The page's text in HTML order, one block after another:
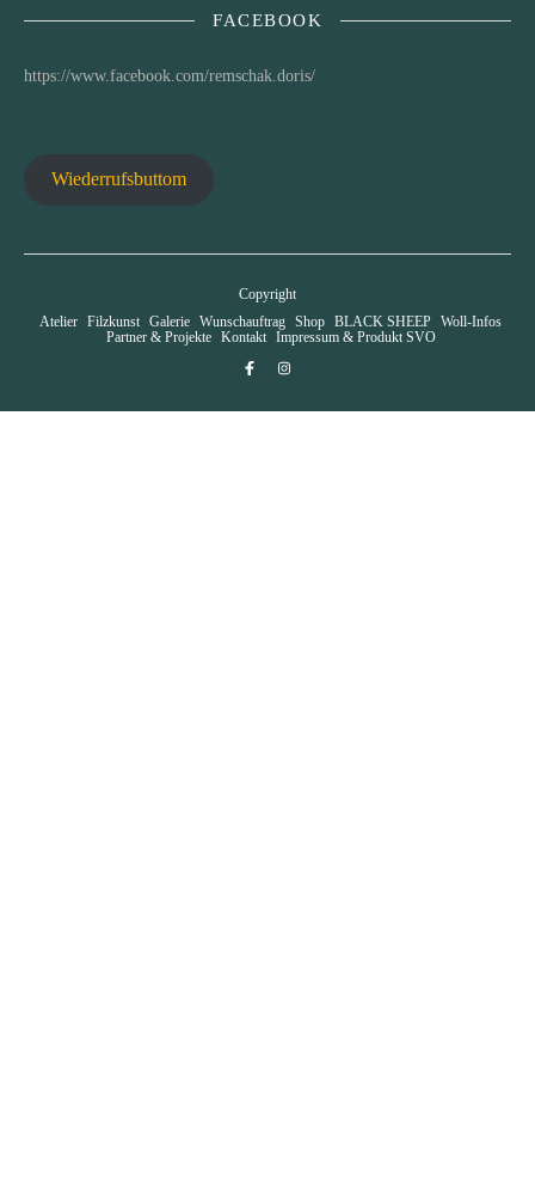
FACEBOOK
https://www.facebook.com/remschak.doris/
Wiederrufsbuttom
Copyright
Atelier Filzkunst Galerie Wunschauftrag Shop BLACK SHEEP Woll-Infos
Partner & Projekte
Kontakt Impressum & Produkt SVO